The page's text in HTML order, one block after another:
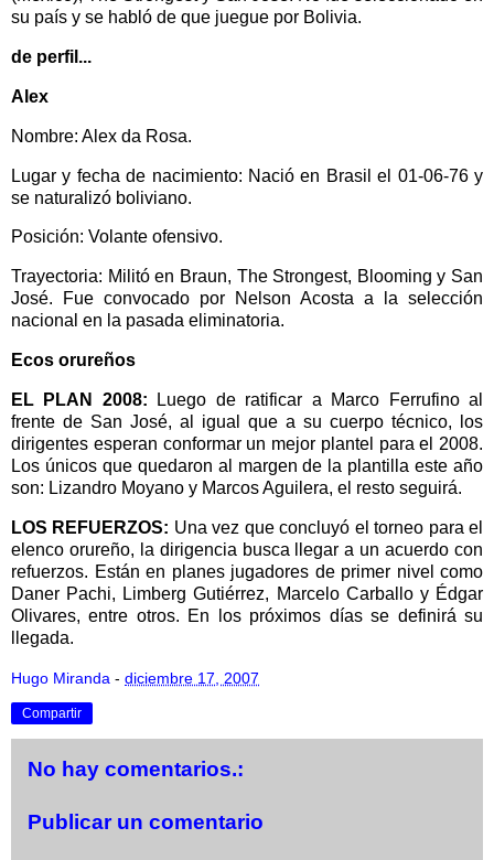
su país y se habló de que juegue por Bolivia.
de perfil...
Alex
Nombre: Alex da Rosa.
Lugar y fecha de nacimiento: Nació en Brasil el 01-06-76 y
se naturalizó boliviano.
Posición: Volante ofensivo.
Trayectoria: Militó en Braun, The Strongest, Blooming y San
José. Fue convocado por Nelson Acosta a la selección
nacional en la pasada eliminatoria.
Ecos orureños
EL PLAN 2008: Luego de ratificar a Marco Ferrufino al
frente de San José, al igual que a su cuerpo técnico, los
dirigentes esperan conformar un mejor plantel para el 2008.
Los únicos que quedaron al margen de la plantilla este año
son: Lizandro Moyano y Marcos Aguilera, el resto seguirá.
LOS REFUERZOS: Una vez que concluyó el torneo para el
elenco orureño, la dirigencia busca llegar a un acuerdo con
refuerzos. Están en planes jugadores de primer nivel como
Daner Pachi, Limberg Gutiérrez, Marcelo Carballo y Édgar
Olivares, entre otros. En los próximos días se definirá su
llegada.
Hugo Miranda - diciembre 17, 2007
Compartir
No hay comentarios.:
Publicar un comentario